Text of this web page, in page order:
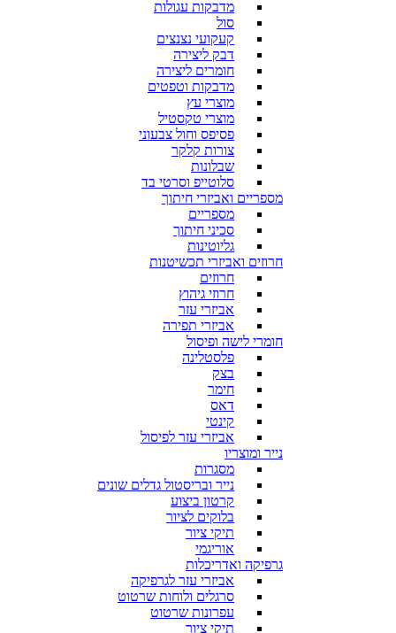
מדבקות עגולות
סול
קעקועי נצנצים
דבק ליצירה
חומרים ליצירה
מדבקות וטפטים
מוצרי עץ
מוצרי טקסטיל
פסיפס וחול צבעוני
צורות קלקר
שבלונות
סלוטייפ וסרטי בד
מספריים ואביזרי חיתוך
מספריים
סכיני חיתוך
גליוטינות
חרוזים ואביזרי תכשיטנות
חרוזים
חרוזי גיהוץ
אביזרי עזר
אביזרי תפירה
חומרי לישה ופיסול
פלסטלינה
בצק
חימר
דאס
קינטי
אביזרי עזר לפיסול
נייר ומוצריו
מסגרות
נייר ובריסטול גדלים שונים
קרטון ביצוע
בלוקים לציור
תיקי ציור
אוריגמי
גרפיקה ואדריכלות
אביזרי עזר לגרפיקה
סרגלים ולוחות שרטוט
עפרונות שרטוט
תיקי ציור